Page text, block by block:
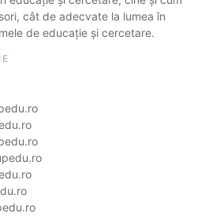
cât de adecvate la lumea în
de educație și cercetare.